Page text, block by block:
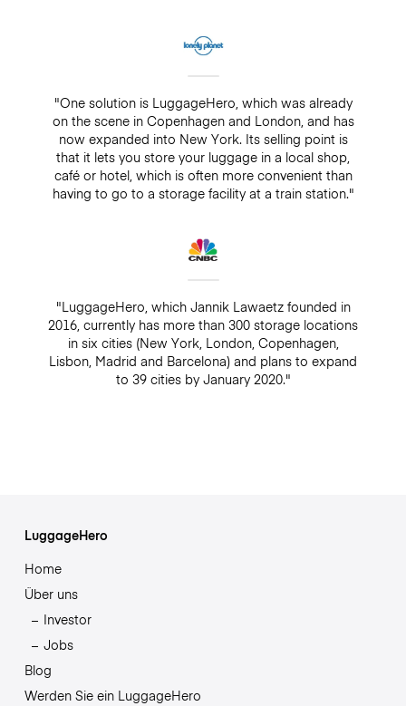
"One solution is LuggageHero, which was already
on the scene in Copenhagen and London, and has
now expanded into New York. Its selling point is
that it lets you store your luggage in a local shop,
café or hotel, which is often more convenient than
having to go to a storage facility at a train station."
"LuggageHero, which Jannik Lawaetz founded in
2016, currently has more than 300 storage locations
in six cities (New York, London, Copenhagen,
Lisbon, Madrid and Barcelona) and plans to expand
to 39 cities by January 2020."
LuggageHero
Home
Über uns
Investor
Jobs
Blog
Werden Sie ein LuggageHero